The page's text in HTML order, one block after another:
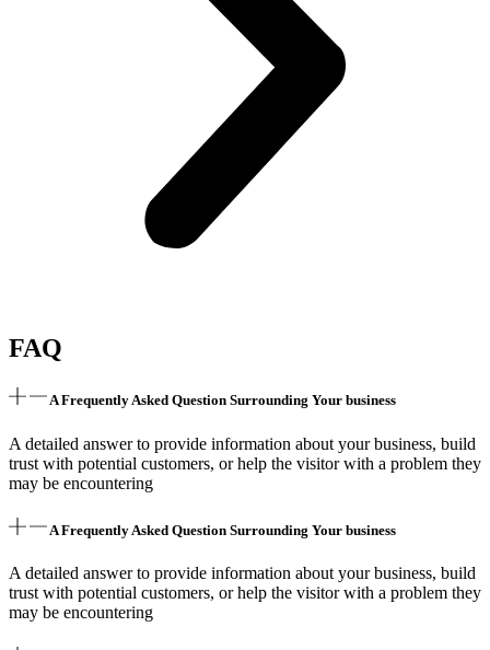
FAQ
A Frequently Asked Question Surrounding Your business
A detailed answer to provide information about your business, build
trust with potential customers, or help the visitor with a problem they
may be encountering
A Frequently Asked Question Surrounding Your business
A detailed answer to provide information about your business, build
trust with potential customers, or help the visitor with a problem they
may be encountering